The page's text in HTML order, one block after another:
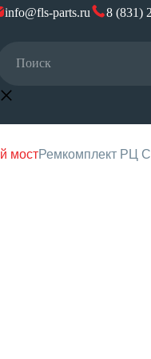
info@fls-parts.ru 8 (831)
мостРемкомплект РЦ